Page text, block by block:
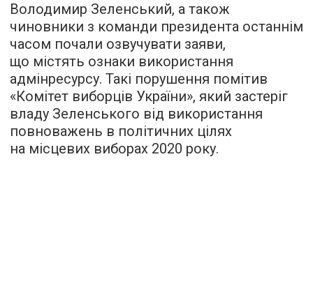
Володимир Зеленський, а також
чиновники з команди президента останнім
часом почали озвучувати заяви,
що містять ознаки використання
адмінресурсу. Такі порушення помітив
«Комітет виборців України», який застеріг
владу Зеленського від використання
повноважень в політичних цілях
на місцевих виборах 2020 року.